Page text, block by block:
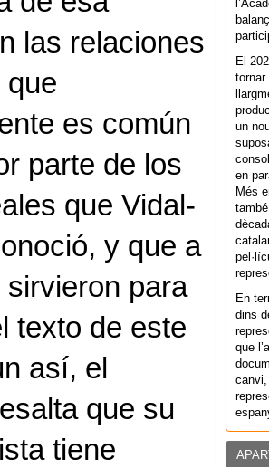
las relaciones
que
es común
parte de los
que Vidal-
y que a
para
texto de este
así, el
que su
tiene
El
un
en
Més
En
dins
que
canvi,